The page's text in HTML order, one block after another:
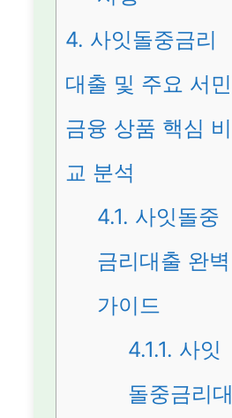
4. 사잇돌중금리
대출 및 주요 서민
금융 상품 핵심 비
교 분석
4.1. 사잇돌중
금리대출 완벽
가이드
4.1.1. 사잇
돌중금리대